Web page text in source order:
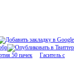
50 пачек
Гаситель с